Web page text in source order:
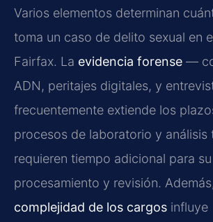
Varios elementos determinan
toma un caso de delito sexual en
Fairfax. La evidencia forense —
ADN, peritajes digitales, y
frecuentemente extiende los
procesos de laboratorio y análisis
requieren tiempo adicional para su
procesamiento y revisión.
complejidad de los cargos influye